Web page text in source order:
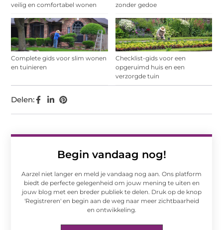
veilig en comfortabel wonen
zonder gedoe
Complete gids voor slim wonen
en tuinieren
Checklist-gids voor een
opgeruimd huis en een
verzorgde tuin
Begin vandaag nog!
Aarzel niet langer en meld je vandaag nog aan. Ons platform
biedt de perfecte gelegenheid om jouw mening te uiten en
jouw blog met een breder publiek te delen. Druk op de knop
'Registreren' en begin aan de weg naar meer zichtbaarheid
en ontwikkeling.
Delen: